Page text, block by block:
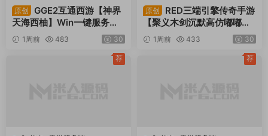
服务端 · 端游服务端
原创
GGE2互通西游【神界
天海西柚】Win一键服务端
+安卓苹果PC三端+内置GM
工具+全套源码+视频架设教
1周前 483 30
端游服务端
原创
RED三端引擎传奇手游
【聚义木剑沉默高仿嘟嘟沉
默】Win一键服务端+安卓苹
果PC三端+视频架设教程
1周前 433 30
荐 荐